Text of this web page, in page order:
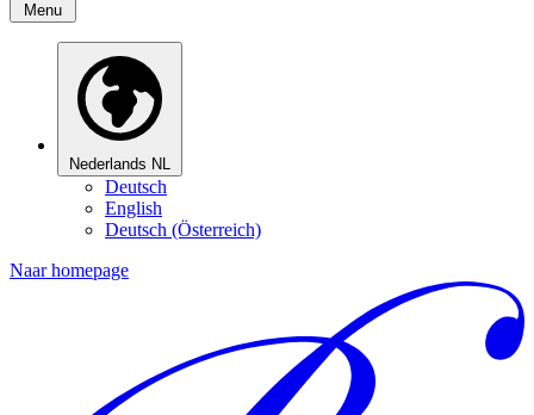
Menu
Nederlands NL
Deutsch
English
Deutsch (Österreich)
Naar homepage